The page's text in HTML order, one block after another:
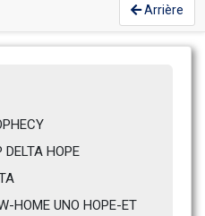
Arrière
DELTA HOPE
HOME UNO HOPE-ET